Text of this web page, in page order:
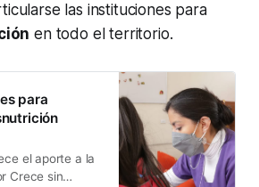
las instituciones para
en todo el territorio.
para
el aporte a la
Crece sin